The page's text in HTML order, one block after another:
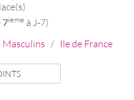
7ieme à J-7)
Masculins / Ile de France